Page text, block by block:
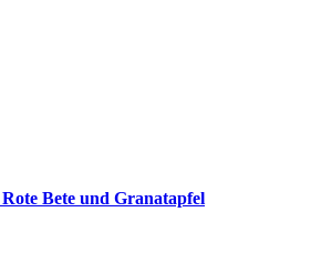
Bete und Granatapfel